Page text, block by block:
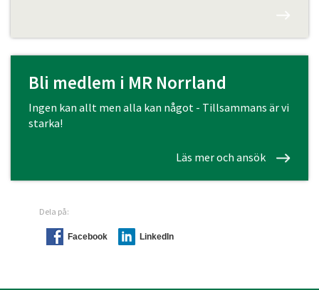
Bli medlem i MR Norrland
Ingen kan allt men alla kan något - Tillsammans är vi
starka!
Läs mer och ansök
Dela på:
Facebook LinkedIn